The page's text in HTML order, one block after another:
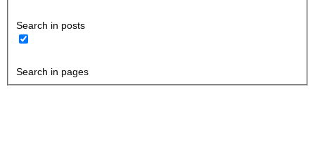
Search in posts
Search in pages